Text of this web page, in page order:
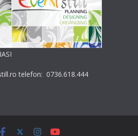
telefon: 0736.618.444